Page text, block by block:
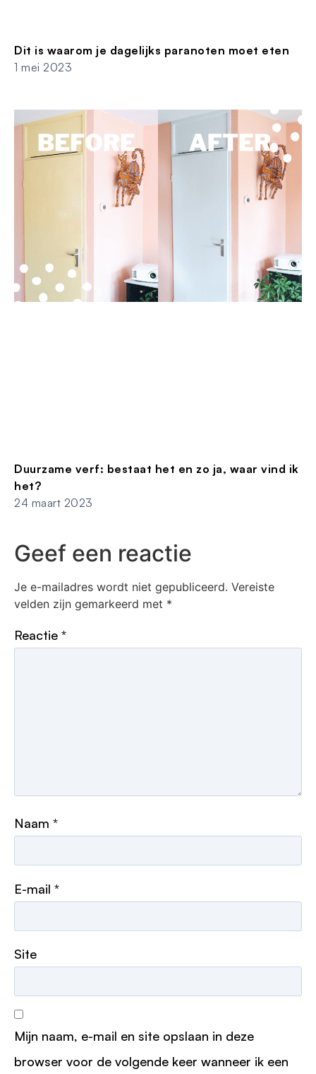
Dit is waarom je dagelijks paranoten moet eten
1 mei 2023
Duurzame verf: bestaat het en zo ja, waar vind ik
het?
24 maart 2023
Geef een reactie
Je e-mailadres wordt niet gepubliceerd. Vereiste
velden zijn gemarkeerd met *
Reactie *
Naam *
E-mail *
Site
Mijn naam, e-mail en site opslaan in deze
browser voor de volgende keer wanneer ik een